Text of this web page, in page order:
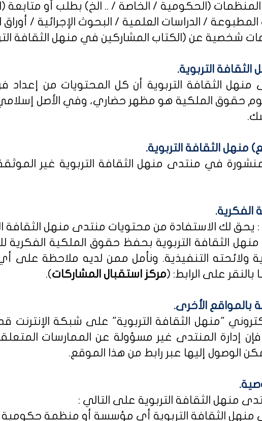
التربوية.
الثقافة التربوية أن كل المحتويات من إعداد
حقوق الملكية هو مظهر حضاري، وفي الأصل
منهل الثقافة التربوية.
في منتدى منهل الثقافة التربوية غير
الفكرية.
: يحق لك الاستفادة من محتويات منتدى منهل الثقافة
الثقافة التربوية بحفظ حقوق الملكية الفكرية
ولائحته التنفيذية. ونأمل ممن لديه ملاحظة على
بالنقر على الرابط: (مركز استقبال المشاركات).
بالمواقع الأخرى.
"منهل الثقافة التربوية" على شبكة
إدارة المنتدى غير مسؤولة عن الممارسات
الوصول إليها عبر رابط من هذا الموقع.
منهل الثقافة التربوية على التالي :